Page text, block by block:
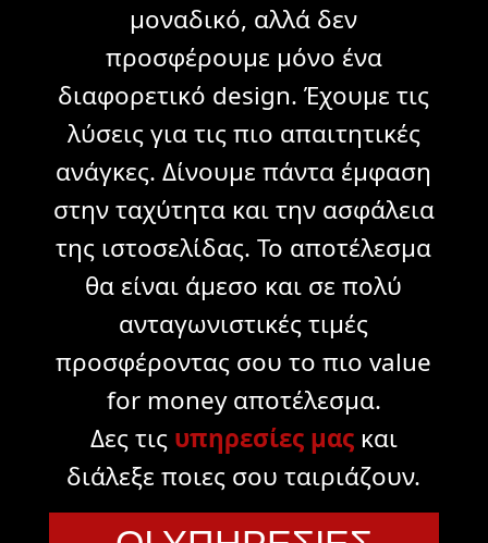
μοναδικό, αλλά δεν
προσφέρουμε μόνο ένα
διαφορετικό design. Έχουμε τις
λύσεις για τις πιο απαιτητικές
ανάγκες. Δίνουμε πάντα έμφαση
στην ταχύτητα και την ασφάλεια
της ιστοσελίδας. Το αποτέλεσμα
θα είναι άμεσο και σε πολύ
ανταγωνιστικές τιμές
προσφέροντας σου το πιο value
for money αποτέλεσμα.
Δες τις υπηρεσίες μαςκαι
διάλεξε ποιες σου ταιριάζουν.